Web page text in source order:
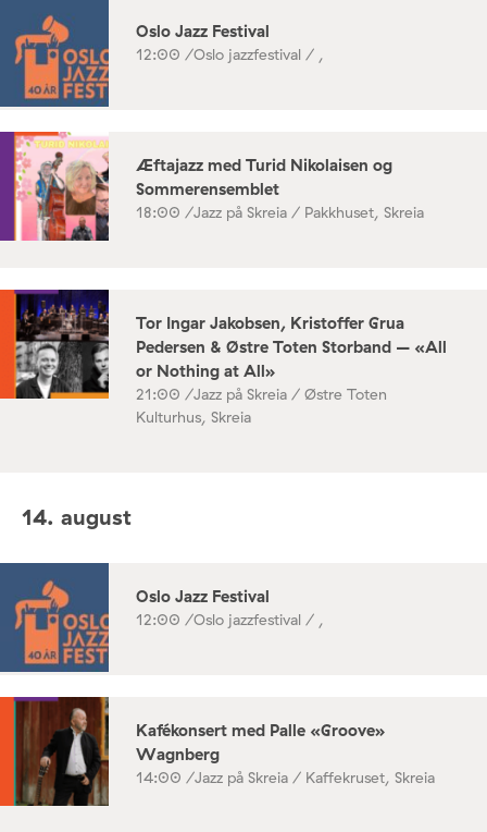
Oslo Jazz Festival
12:00 /Oslo jazzfestival / ,
Æftajazz med Turid Nikolaisen og
Sommerensemblet
18:00 /Jazz på Skreia / Pakkhuset, Skreia
Tor Ingar Jakobsen, Kristoffer Grua
Pedersen & Østre Toten Storband – «All
or Nothing at All»
21:00 /Jazz på Skreia / Østre Toten
Kulturhus, Skreia
14. august
Oslo Jazz Festival
12:00 /Oslo jazzfestival / ,
Kafékonsert med Palle «Groove»
Wagnberg
14:00 /Jazz på Skreia / Kaffekruset, Skreia